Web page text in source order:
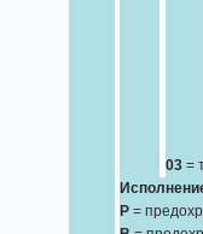
03 =
P =